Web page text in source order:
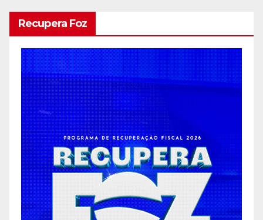
Recupera Foz